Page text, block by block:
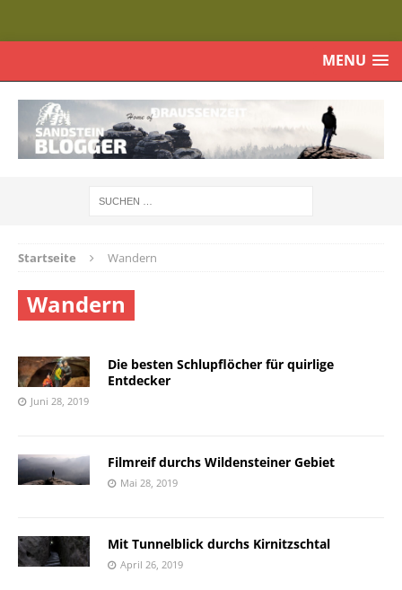
MENU
Startseite Wandern
Wandern
Die besten Schlupflöcher für quirlige
Entdecker
Juni 28, 2019
Filmreif durchs Wildensteiner Gebiet
Mai 28, 2019
Mit Tunnelblick durchs Kirnitzschtal
April 26, 2019